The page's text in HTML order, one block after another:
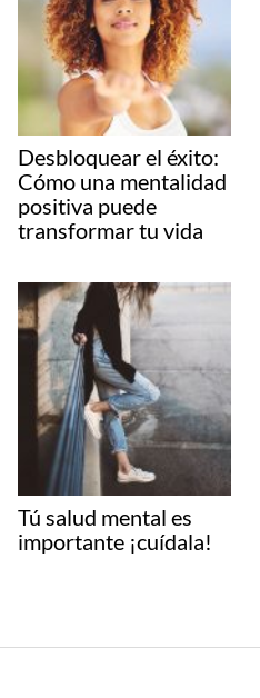
Desbloquear el éxito:
Cómo una mentalidad
positiva puede
transformar tu vida
Tú salud mental es
importante ¡cuídala!